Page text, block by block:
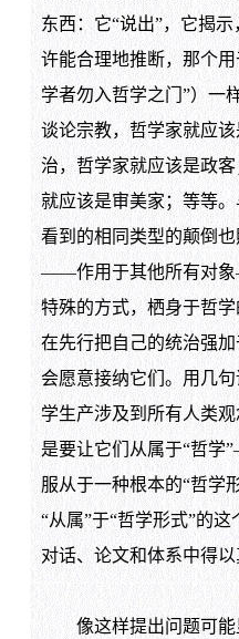
东西：它“说出”，它揭
许能合理地推断，那个
学者勿入哲学之门”）一
谈论宗教，哲学家就应
治，哲学家就应该是政
就应该是审美家；等等
看到的相同类型的颠倒
——作用于其他所有对
特殊的方式，栖身于哲
在先行把自己的统治强
会愿意接纳它们。用几
学生产涉及到所有人类
是要让它们从属于“哲学
服从于一种根本的“哲学
“从属”于“哲学形式”的
对话、论文和体系中得以
像这样提出问题可能